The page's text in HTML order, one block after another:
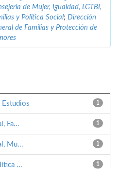
de Mujer, Igualdad, LGTBI,
y Política Social; Dirección
de Familias y Protección de
1
Estudios
1
Fa...
1
Mu...
1
...